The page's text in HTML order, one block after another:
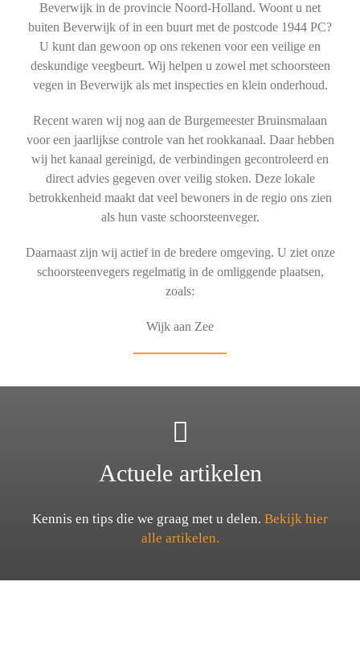
Beverwijk in de provincie Noord-Holland. Woont u net
buiten Beverwijk of in een buurt met de postcode 1944 PC?
U kunt dan gewoon op ons rekenen voor een veilige en
deskundige veegbeurt. Wij helpen u zowel met schoorsteen
vegen in Beverwijk als met inspecties en klein onderhoud.
Recent waren wij nog aan de Burgemeester Bruinsmalaan
voor een jaarlijkse controle van het rookkanaal. Daar hebben
wij het kanaal gereinigd, de verbindingen gecontroleerd en
direct advies gegeven over veilig stoken. Deze lokale
betrokkenheid maakt dat veel bewoners in de regio ons zien
als hun vaste schoorsteenveger.
Daarnaast zijn wij actief in de bredere omgeving. U ziet onze
schoorsteenvegers regelmatig in de omliggende plaatsen,
zoals:
Wijk aan Zee
Actuele artikelen
Kennis en tips die we graag met u delen. Bekijk hier
alle artikelen.